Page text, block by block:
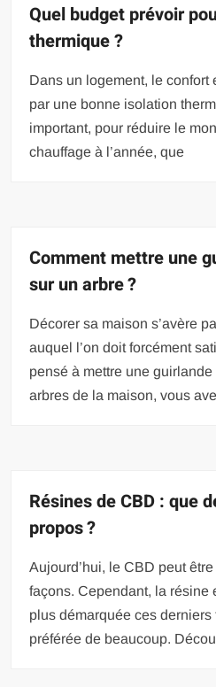
Quel budget prévoir
thermique ?
Dans un logement, le confort
par une bonne isolation
important, pour réduire le
chauffage à l’année, que
Comment mettre une
sur un arbre ?
Décorer sa maison s’avère
auquel l’on doit forcément
pensé à mettre une
arbres de la maison, vous
Résines de CBD : que
propos ?
Aujourd’hui, le CBD peut
façons. Cependant, la résine
plus démarquée ces derniers
préférée de beaucoup.